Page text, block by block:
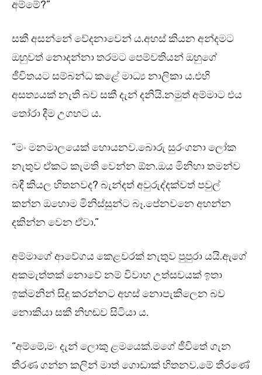
අම්මේ?”
සකී අසන්නේ වේදනාවෙන් ය.අහස් කියන අන්දමට
ඔහුවත් නොදන්නා තරමට පෙම්වතියන් ඔහුගේ
ජීවිතයට සම්බන්ධ කළේ මාධ්‍ය නාලිකා ය.එහි
අසත්‍යයක් නැති බව සකී දැන් දනියි.නමුත් අම්මාට එය
තෝරා දීම උගහට ය.
“මං මනමාලයෙක් හොයනව.බොරු සුරංගනා ලෝක
නැතුව ඒකට කැමති වෙන්න ඕන.ඔය මිනිහා තමන්ව
බඳී කියල හිතනවද? බැන්දත් අවුරුද්දක්වත් පවුල්
කන්න ඔහොම මිනිස්සුන්ට බෑ.පේනවනෙ අහන්න
දකින්න වෙන ඒවා.”
අම්මාගේ ආවේගය කෙළවරක් නැතුව පුපුරා යයි.ඇගේ
අකමැත්තක් නොවේ නම් විවාහ උත්සවයක් ඉතා
ඉක්මනින් සිදු කරන්නට අහස් නොපැකිලෙන බව
නොකියා සකී නිහඬව සිටියා ය.
“අම්මේ,මං දැන් ලොකු ළමයෙක්.මගේ ජීවිතේ ගැන
තීරණ ගන්න කලින් මාත් ගොඩාක් හිතනව.මේ තීරණේ